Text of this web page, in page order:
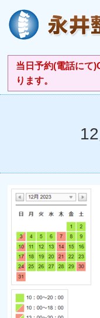
当日予約(電話にて
ります。